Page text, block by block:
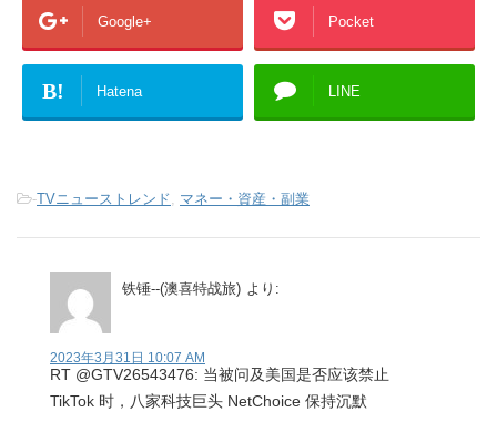
Google+ Pocket
B! Hatena LINE
-TVニューストレンド, マネー・資産・副業
铁锤--(澳喜特战旅) より:
2023年3月31日 10:07 AM
RT @GTV26543476: 当被问及美国是否应该禁止
TikTok 时，八家科技巨头 NetChoice 保持沉默